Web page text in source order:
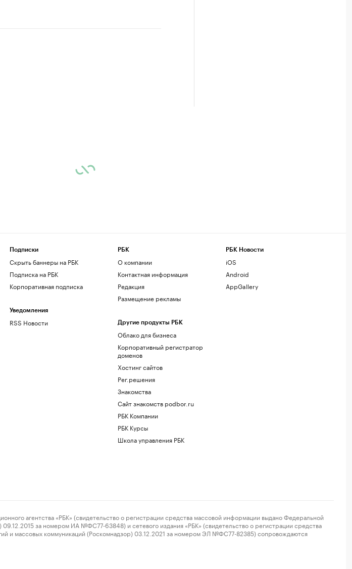
Подписки
Скрыть баннеры на РБК
Подписка на РБК
Корпоративная подписка
Уведомления
RSS Новости
РБК
О компании
Контактная информация
Редакция
Размещение рекламы
Другие продукты РБК
Облако для бизнеса
Корпоративный регистратор
доменов
Хостинг сайтов
Рег.решения
Знакомства
Сайт знакомств podbor.ru
РБК Компании
РБК Курсы
Школа управления РБК
РБК Новости
iOS
Android
AppGallery
«РБК» (свидетельство о регистрации средства массовой информации выдано Федеральной
за номером ИА №ФС77-63848) и сетевого издания «РБК» (свидетельство о регистрации средства
и массовых коммуникаций (Роскомнадзор) 03.12.2021 за номером ЭЛ №ФС77-82385) сопровождаются